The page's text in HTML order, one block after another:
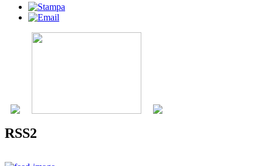
RSS2